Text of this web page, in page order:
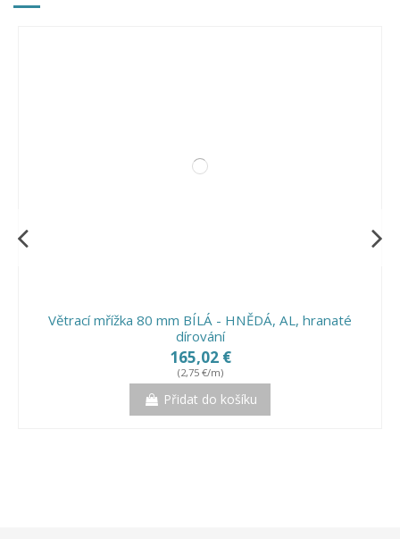
Větrací mřížka 80 mm BÍLÁ - HNĚDÁ, AL, hranaté
dírování
165,02 €
(2,75 €/m)
Přidat do košíku